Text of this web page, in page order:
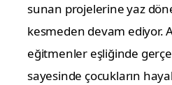
sunan projelerine yaz
kesmeden devam ediyor.
eğitmenler eşliğinde
sayesinde çocukların